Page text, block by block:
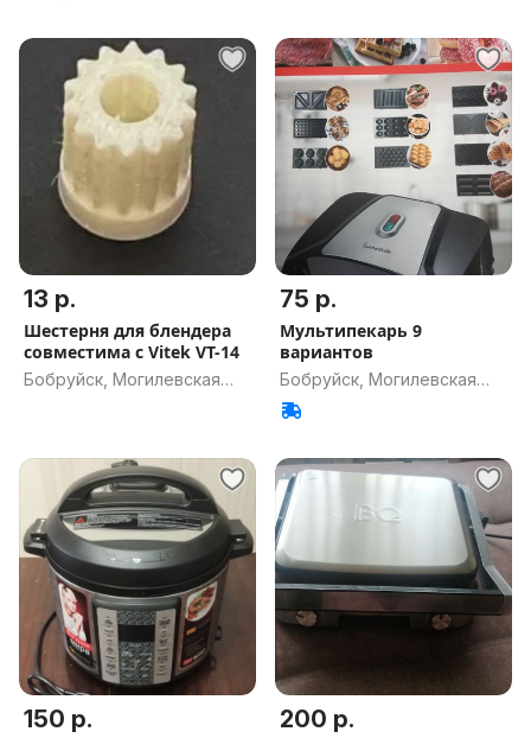
13 р.
Шестерня для блендера
совместима с Vitek VT-14
Бобруйск, Могилевская
75 р.
Мультипекарь 9
вариантов
Бобруйск, Могилевская
обл.
150 р. 200 р.